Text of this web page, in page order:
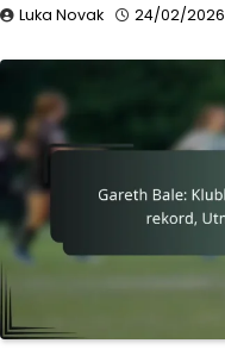
Luka Novak 24/02/2026